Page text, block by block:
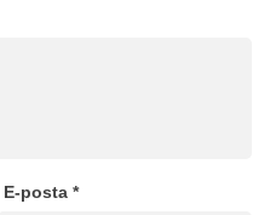
E-posta*